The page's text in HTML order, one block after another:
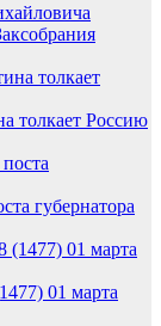
толкает Россию
губернатора
01 марта